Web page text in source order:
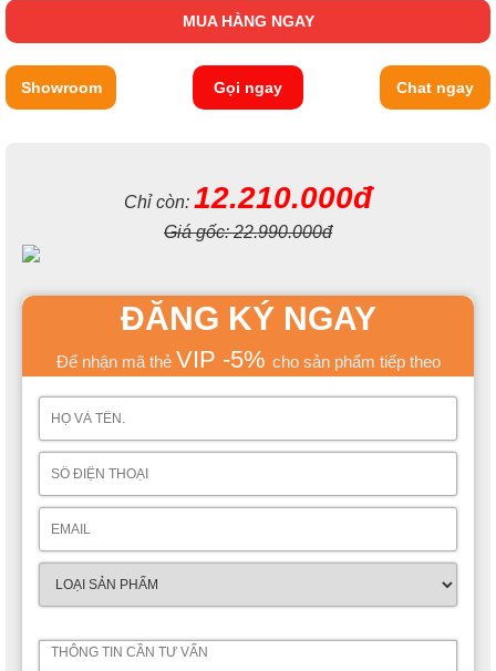
Ngoài ra, ghế còn được trang bị lớp nệm êm ái, giúp bạn có thể
thưởng thức bữa ăn một cách thoải mái và ngon miệng nhất.
MUA HÀNG NGAY
Showroom Gọi ngay Chat ngay
Chỉ còn: 12.210.000đ
Giá gốc:22.990.000đ
ĐĂNG KÝ NGAY
Để nhận mã thẻ VIP -5% cho sản phẩm tiếp theo